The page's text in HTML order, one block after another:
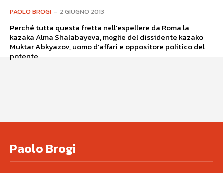
PAOLO BROGI - 2 GIUGNO 2013
Perché tutta questa fretta nell’espellere da Roma la
kazaka Alma Shalabayeva, moglie del dissidente kazako
Muktar Abkyazov, uomo d’affari e oppositore politico del
potente...
Paolo Brogi